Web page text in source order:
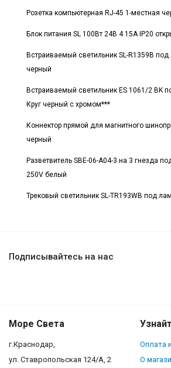
Розетка компьютерная RJ-45 1-местная
Блок питания SL 100Вт 24В 4.15А IP20
Встраиваемый светильник SL-R1359B под
черный
Встраиваемый светильник ES 1061/2 BK
Круг черный с хромом***
Коннектор прямой для магнитного
черный
Разветвитель SBE-06-A04-3 на 3 гнезда
250V белый
Трековый светильник SL-TR193WB под
Подписывайтесь на нас
Море Света
г.Краснодар,
ул. Ставропольская 124/А, 2
Оплата
О